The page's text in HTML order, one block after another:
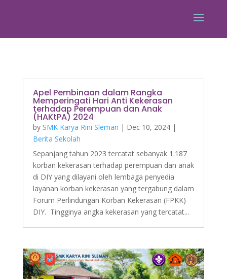
Apel Pembinaan dalam Rangka
Memperingati Hari Anti Kekerasan
terhadap Perempuan dan Anak
(HAKtPA) 2024
by SMK Karya Rini Sleman | Dec 10, 2024|
Berita Sekolah
Sepanjang tahun 2023 tercatat sebanyak 1.187
korban kekerasan terhadap perempuan dan anak
di DIY yang dilayani oleh lembaga penyedia
layanan korban kekerasan yang tergabung dalam
Forum Perlindungan Korban Kekerasan (FPKK)
DIY. Tingginya angka kekerasan yang tercatat...